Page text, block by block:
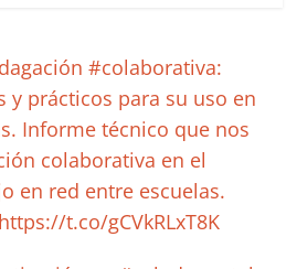
#colaborativa:
y prácticos para su uso en
Informe técnico que nos
colaborativa en el
en red entre escuelas.
t.co/gCVkRLxT8K